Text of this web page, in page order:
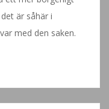
är såhär i
med den saken.